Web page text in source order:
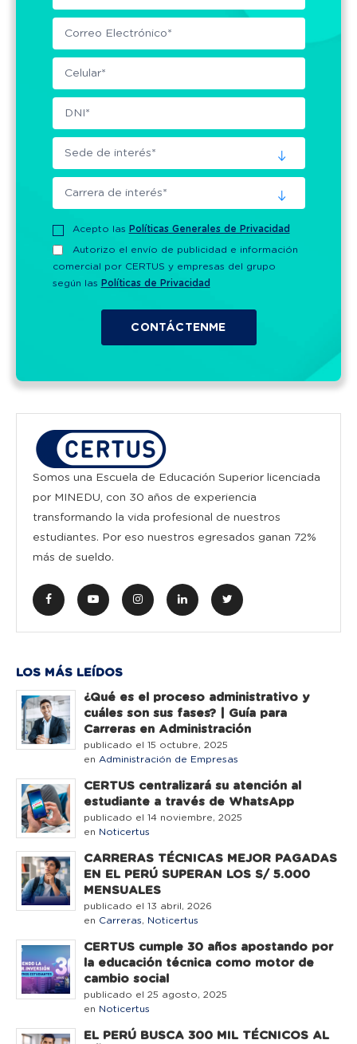
Acepto las Políticas Generales de Privacidad
Autorizo el envío de publicidad e información
comercial por CERTUS y empresas del grupo
según las Políticas de Privacidad
Somos una Escuela de Educación Superior licenciada
por MINEDU, con 30 años de experiencia
transformando la vida profesional de nuestros
estudiantes. Por eso nuestros egresados ganan 72%
más de sueldo.
LOS MÁS LEÍDOS
¿Qué es el proceso administrativo y
cuáles son sus fases? | Guía para
Carreras en Administración
publicado el 15 octubre, 2025
en Administración de Empresas
CERTUS centralizará su atención al
estudiante a través de WhatsApp
publicado el 14 noviembre, 2025
en Noticertus
CARRERAS TÉCNICAS MEJOR PAGADAS
EN EL PERÚ SUPERAN LOS S/ 5.000
MENSUALES
publicado el 13 abril, 2026
en Carreras, Noticertus
CERTUS cumple 30 años apostando por
la educación técnica como motor de
cambio social
publicado el 25 agosto, 2025
en Noticertus
EL PERÚ BUSCA 300 MIL TÉCNICOS AL